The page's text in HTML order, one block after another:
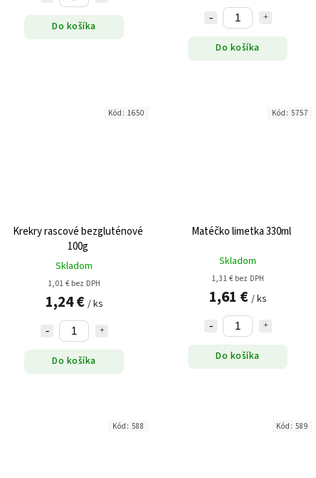
Do košíka
Do košíka
Krekry rascové bezgluténové
100g
Skladom
1,01 € bez DPH
1,24 € / ks
Do košíka
Kód: 1650
Matéčko limetka 330ml
Skladom
1,31 € bez DPH
1,61 € / ks
Do košíka
Kód: 5757
Kód: 588 Kód: 589